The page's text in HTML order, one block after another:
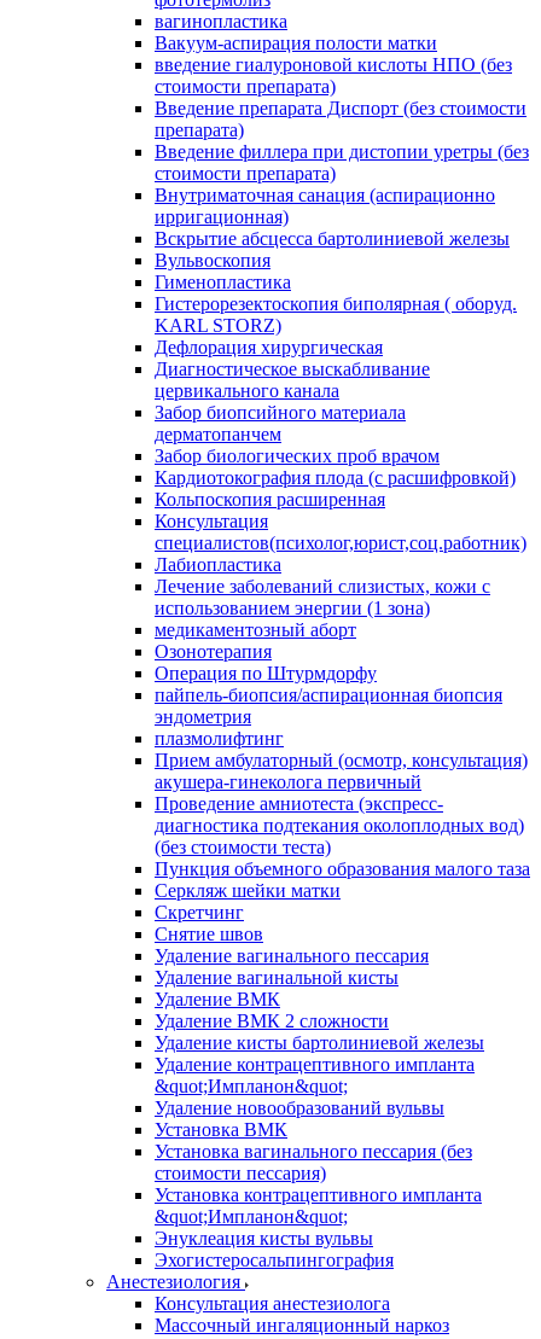
вагинопластика
Вакуум-аспирация полости матки
введение гиалуроновой кислоты НПО (без
стоимости препарата)
Введение препарата Диспорт (без стоимости
препарата)
Введение филлера при дистопии уретры (без
стоимости препарата)
Внутриматочная санация (аспирационно
ирригационная)
Вскрытие абсцесса бартолиниевой железы
Вульвоскопия
Гименопластика
Гистерорезектоскопия биполярная ( оборуд.
KARL STORZ)
Дефлорация хирургическая
Диагностическое выскабливание
цервикального канала
Забор биопсийного материала
дерматопанчем
Забор биологических проб врачом
Кардиотокография плода (с расшифровкой)
Кольпоскопия расширенная
Консультация
специалистов(психолог,юрист,соц.работник)
Лабиопластика
Лечение заболеваний слизистых, кожи с
использованием энергии (1 зона)
медикаментозный аборт
Озонотерапия
Операция по Штурмдорфу
пайпель-биопсия/аспирационная биопсия
эндометрия
плазмолифтинг
Прием амбулаторный (осмотр, консультация)
акушера-гинеколога первичный
Проведение амниотеста (экспресс-
диагностика подтекания околоплодных вод)
(без стоимости теста)
Пункция объемного образования малого таза
Серкляж шейки матки
Скретчинг
Снятие швов
Удаление вагинального пессария
Удаление вагинальной кисты
Удаление ВМК
Удаление ВМК 2 сложности
Удаление кисты бартолиниевой железы
Удаление контрацептивного импланта
&quot;Импланон&quot;
Удаление новообразований вульвы
Установка ВМК
Установка вагинального пессария (без
стоимости пессария)
Установка контрацептивного импланта
&quot;Импланон&quot;
Энуклеация кисты вульвы
Эхогистеросальпингография
Анестезиология
Консультация анестезиолога
Массочный ингаляционный наркоз